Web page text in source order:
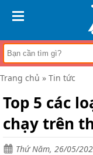
Trang
chủ
Xe
đẩy
hàng
Xe
tay
Bánh
xe
đẩy
Trang chủ » Tin tức
Top 5 các
chạy trên
Thứ Năm, 26/05/